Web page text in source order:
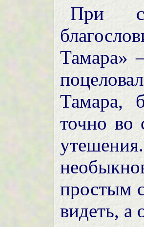
При
Тамара»
Тамара,
точно во
простым
видеть, а